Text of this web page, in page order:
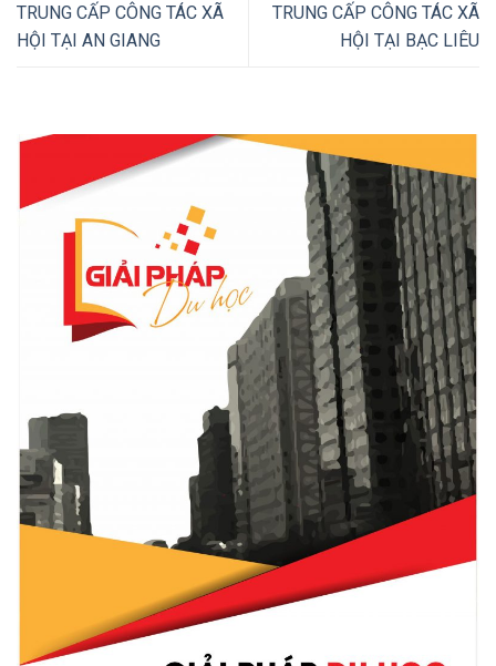
TRUNG CẤP CÔNG TÁC XÃ
HỘI TẠI AN GIANG
TRUNG CẤP CÔNG TÁC XÃ
HỘI TẠI BẠC LIÊU